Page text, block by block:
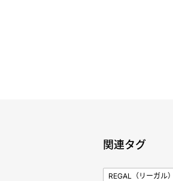
関連タグ
REGAL（リーガル）